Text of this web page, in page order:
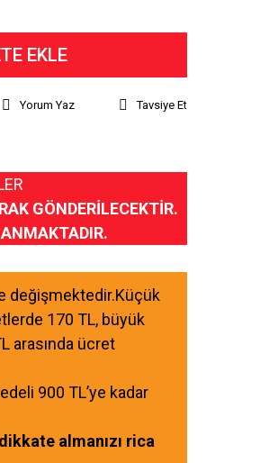
EKLE
Yorum Yaz Tavsiye Et
GÖNDERİLECEKTİR.
değişmektedir.Küçük
170 TL, büyük
arasında ücret
900 TL’ye kadar
almanızı rica